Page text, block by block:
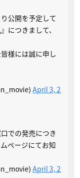
公開を予定して
につきまして、
様には誠に申し
April 3, 2
での発売につき
ページにてお知
April 3, 2